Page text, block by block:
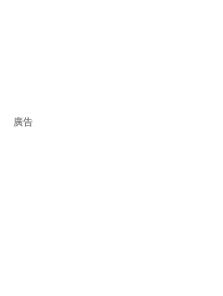
廣告